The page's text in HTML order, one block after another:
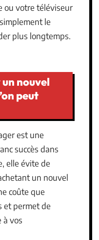
ou votre téléviseur
le
plus longtemps.
nouvel
peut
est une
succès dans
elle évite de
un nouvel
coûte que
et permet de
à vos